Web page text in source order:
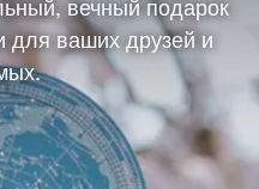
вечный подарок
для ваших друзей и